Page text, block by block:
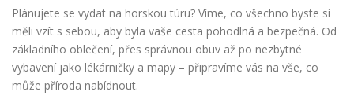
Plánujete se vydat na horskou túru? Víme, co všechno byste si
měli vzít s sebou, aby byla vaše cesta pohodlná a bezpečná. Od
základního oblečení, přes správnou obuv až po nezbytné
vybavení jako lékárničky a mapy – připravíme vás na vše, co
může příroda nabídnout.